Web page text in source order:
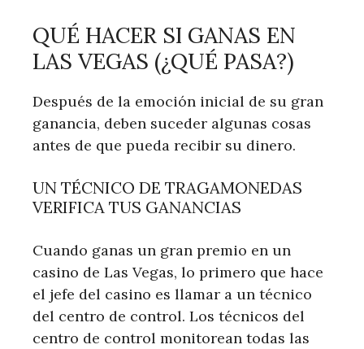
QUÉ HACER SI GANAS EN
LAS VEGAS (¿QUÉ PASA?)
Después de la emoción inicial de su gran
ganancia, deben suceder algunas cosas
antes de que pueda recibir su dinero.
UN TÉCNICO DE TRAGAMONEDAS
VERIFICA TUS GANANCIAS
Cuando ganas un gran premio en un
casino de Las Vegas, lo primero que hace
el jefe del casino es llamar a un técnico
del centro de control. Los técnicos del
centro de control monitorean todas las